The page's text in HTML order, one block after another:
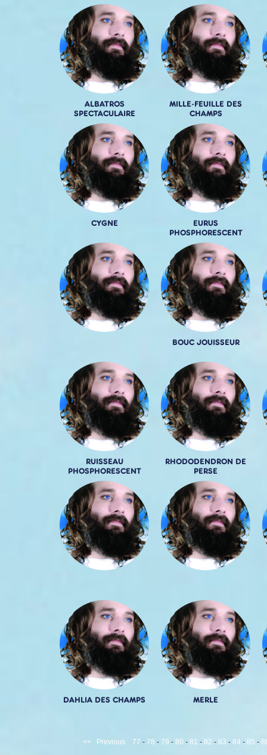
ALBATROS
SPECTACULAIRE
MILLE-FEUILLE DES
CHAMPS
CYGNE
EURUS
PHOSPHORESCENT
BOUC JOUISSEUR
RUISSEAU
PHOSPHORESCENT
RHODODENDRON DE
PERSE
DAHLIA DES CHAMPS MERLE
<< Previous 77 - 78 - 79 - 80 - 81 - 82 - 83 - 84 - 85 -